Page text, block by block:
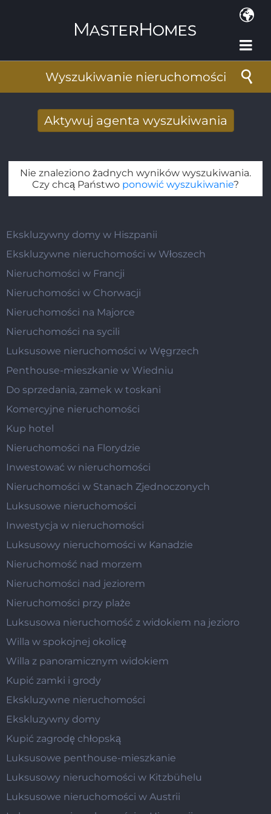
Wyszukiwanie nieruchomości
Aktywuj agenta wyszukiwania
Adres e-mail *
Nie znaleziono żadnych wyników wyszukiwania.
Czy chcą Państwo ponowić wyszukiwanie?
Ekskluzywny domy w Hiszpanii
Ekskluzywne nieruchomości w Włoszech
Nieruchomości w Francji
Nieruchomości w Chorwacji
Nieruchomości na Majorce
Nieruchomości na sycili
Luksusowe nieruchomości w Węgrzech
Penthouse-mieszkanie w Wiedniu
Do sprzedania, zamek w toskani
Komercyjne nieruchomości
Kup hotel
Nieruchomości na Florydzie
Inwestować w nieruchomości
Nieruchomości w Stanach Zjednoczonych
Luksusowe nieruchomości
Inwestycja w nieruchomości
Luksusowy nieruchomości w Kanadzie
Nieruchomość nad morzem
Nieruchomości nad jeziorem
Nieruchomości przy plaże
Luksusowa nieruchomość z widokiem na jezioro
Willa w spokojnej okolicę
Willa z panoramicznym widokiem
Kupić zamki i grody
Ekskluzywne nieruchomości
Ekskluzywny domy
Kupić zagrodę chłopską
Luksusowe penthouse-mieszkanie
Luksusowy nieruchomości w Kitzbühelu
Luksusowe nieruchomości w Austrii